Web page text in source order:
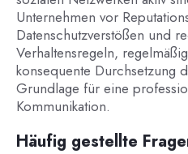
Unternehmen vor
Datenschutzverstößen und
Verhaltensregeln,
konsequente Durchsetzung
Grundlage für eine
Kommunikation.
Häufig gestellte